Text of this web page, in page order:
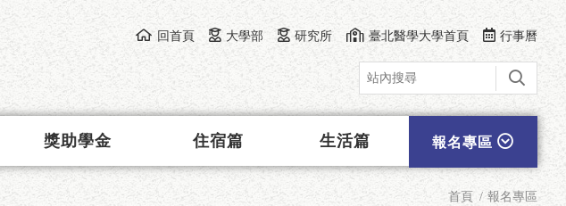
回首頁 大學部 研究所 臺北醫學大學首頁 行事曆
獎助學金 住宿篇 生活篇 報名專區
首頁 報名專區